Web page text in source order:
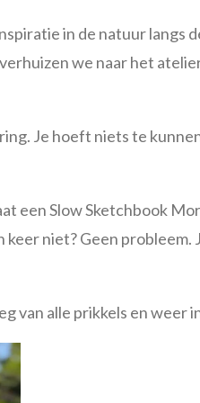
in de natuur langs
we naar het
Je hoeft niets te
een Slow Sketchbook
keer niet? Geen
van alle prikkels en